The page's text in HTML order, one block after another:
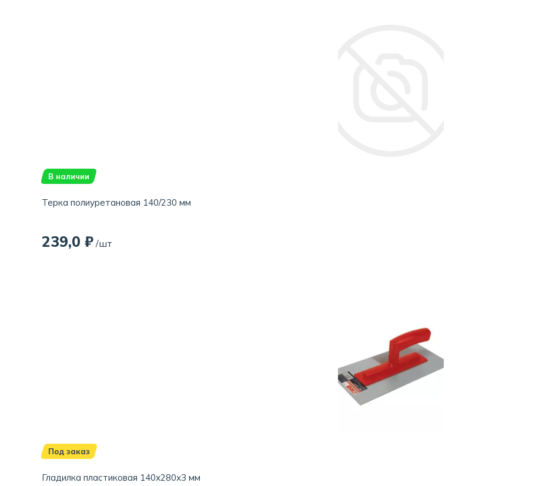
В наличии
Терка полиуретановая 140/230 мм
239,0 ₽ /шт
Под заказ
Гладилка пластиковая 140х280х3 мм